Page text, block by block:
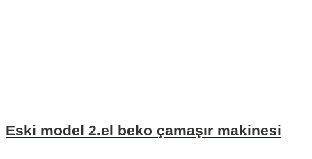
Eski model 2.el beko çamaşır makinesi